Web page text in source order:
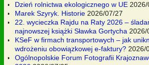
Dzień rolnictwa ekologicznego w UE 2026/
Marek Szyryk. Historie 2026/07/27
22. wycieczka Rajdu na Raty 2026 –
najnowszej książki Sławka Gortycha 2026/
KSeF w firmach transportowych – jak
wdrożeniu obowiązkowej e-faktury? 2026/
Ogólnopolskie Forum Fotografii